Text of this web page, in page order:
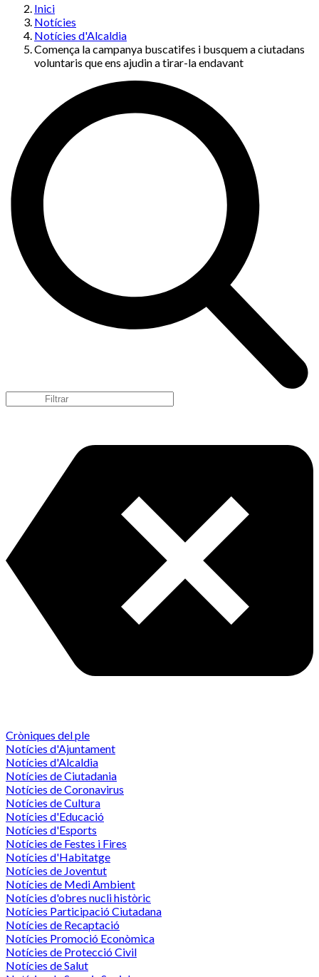
Inici
Notícies
Notícies d'Alcaldia
Comença la campanya buscatifes i busquem a ciutadans
voluntaris que ens ajudin a tirar-la endavant
Cròniques del ple
Notícies d'Ajuntament
Notícies d'Alcaldia
Notícies de Ciutadania
Notícies de Coronavirus
Notícies de Cultura
Notícies d'Educació
Notícies d'Esports
Notícies de Festes i Fires
Notícies d'Habitatge
Notícies de Joventut
Notícies de Medi Ambient
Notícies d'obres nucli històric
Notícies Participació Ciutadana
Notícies de Recaptació
Notícies Promoció Econòmica
Notícies de Protecció Civil
Notícies de Salut